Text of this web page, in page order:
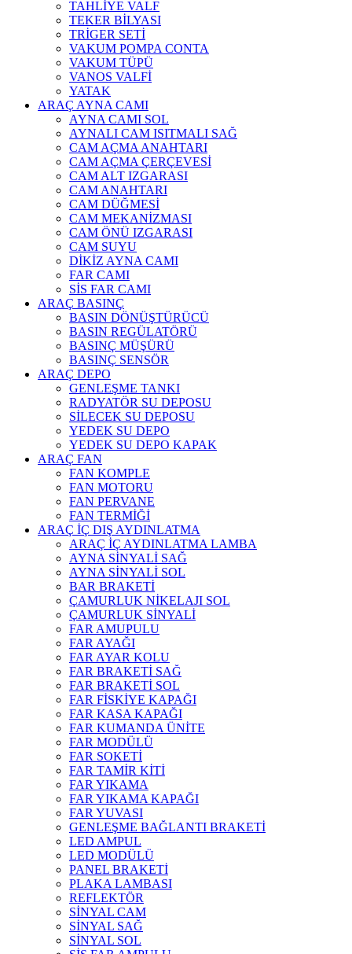
TAHLİYE VALF
TEKER BİLYASI
TRİGER SETİ
VAKUM POMPA CONTA
VAKUM TÜPÜ
VANOS VALFİ
YATAK
ARAÇ AYNA CAMI
AYNA CAMI SOL
AYNALI CAM ISITMALI SAĞ
CAM AÇMA ANAHTARI
CAM AÇMA ÇERÇEVESİ
CAM ALT IZGARASI
CAM ANAHTARI
CAM DÜĞMESİ
CAM MEKANİZMASI
CAM ÖNÜ IZGARASI
CAM SUYU
DİKİZ AYNA CAMI
FAR CAMI
SİS FAR CAMI
ARAÇ BASINÇ
BASIN DÖNÜŞTÜRÜCÜ
BASIN REGÜLATÖRÜ
BASINÇ MÜŞÜRÜ
BASINÇ SENSÖR
ARAÇ DEPO
GENLEŞME TANKI
RADYATÖR SU DEPOSU
SİLECEK SU DEPOSU
YEDEK SU DEPO
YEDEK SU DEPO KAPAK
ARAÇ FAN
FAN KOMPLE
FAN MOTORU
FAN PERVANE
FAN TERMİĞİ
ARAÇ İÇ DIŞ AYDINLATMA
ARAÇ İÇ AYDINLATMA LAMBA
AYNA SİNYALİ SAĞ
AYNA SİNYALİ SOL
BAR BRAKETİ
ÇAMURLUK NİKELAJI SOL
ÇAMURLUK SİNYALİ
FAR AMUPULU
FAR AYAĞI
FAR AYAR KOLU
FAR BRAKETİ SAĞ
FAR BRAKETİ SOL
FAR FİSKİYE KAPAĞI
FAR KASA KAPAĞI
FAR KUMANDA ÜNİTE
FAR MODÜLÜ
FAR SOKETİ
FAR TAMİR KİTİ
FAR YIKAMA
FAR YIKAMA KAPAĞI
FAR YUVASI
GENLEŞME BAĞLANTI BRAKETİ
LED AMPUL
LED MODÜLÜ
PANEL BRAKETİ
PLAKA LAMBASI
REFLEKTÖR
SİNYAL CAM
SİNYAL SAĞ
SİNYAL SOL